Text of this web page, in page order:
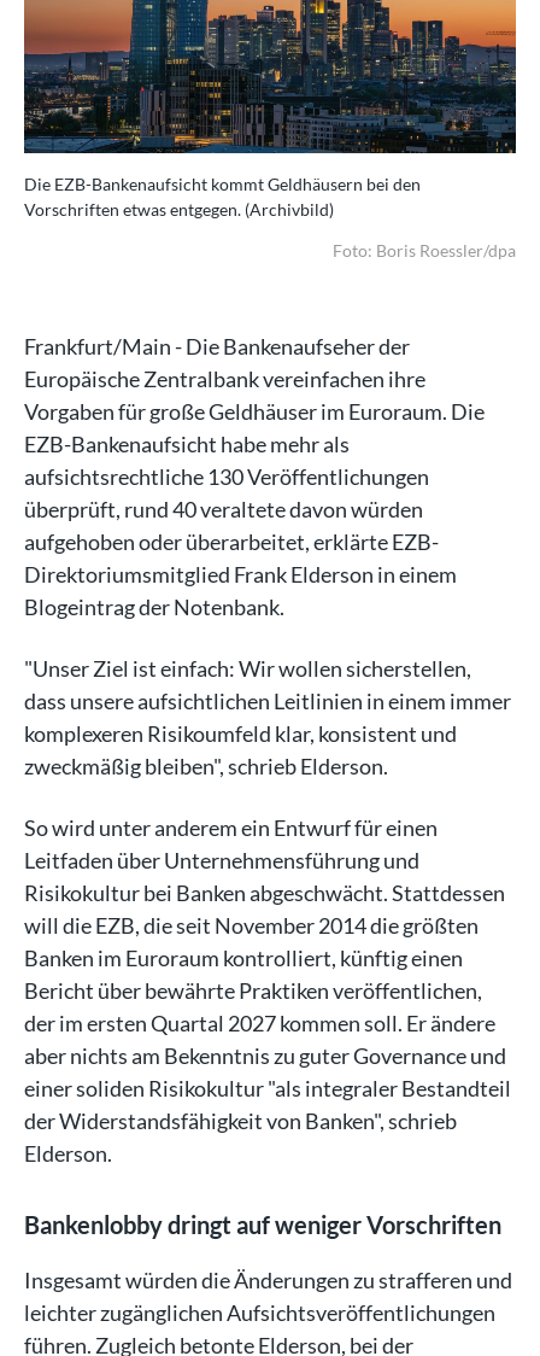
Die EZB-Bankenaufsicht kommt Geldhäusern bei den
Vorschriften etwas entgegen. (Archivbild)
Foto: Boris Roessler/dpa
Frankfurt/Main - Die Bankenaufseher der
Europäische Zentralbank vereinfachen ihre
Vorgaben für große Geldhäuser im Euroraum. Die
EZB-Bankenaufsicht habe mehr als
aufsichtsrechtliche 130 Veröffentlichungen
überprüft, rund 40 veraltete davon würden
aufgehoben oder überarbeitet, erklärte EZB-
Direktoriumsmitglied Frank Elderson in einem
Blogeintrag der Notenbank.
"Unser Ziel ist einfach: Wir wollen sicherstellen,
dass unsere aufsichtlichen Leitlinien in einem immer
komplexeren Risikoumfeld klar, konsistent und
zweckmäßig bleiben", schrieb Elderson.
So wird unter anderem ein Entwurf für einen
Leitfaden über Unternehmensführung und
Risikokultur bei Banken abgeschwächt. Stattdessen
will die EZB, die seit November 2014 die größten
Banken im Euroraum kontrolliert, künftig einen
Bericht über bewährte Praktiken veröffentlichen,
der im ersten Quartal 2027 kommen soll. Er ändere
aber nichts am Bekenntnis zu guter Governance und
einer soliden Risikokultur "als integraler Bestandteil
der Widerstandsfähigkeit von Banken", schrieb
Elderson.
Bankenlobby dringt auf weniger Vorschriften
Insgesamt würden die Änderungen zu strafferen und
leichter zugänglichen Aufsichtsveröffentlichungen
führen. Zugleich betonte Elderson, bei der